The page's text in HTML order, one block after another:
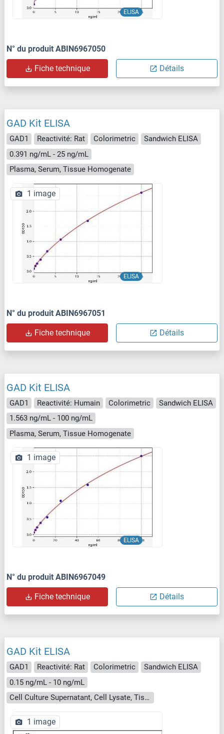
ELISA
N° du produit ABIN6967050
Fiche technique Détails
GAD Kit ELISA
GAD1 Reactivité: Rat Colorimetric
Sandwich ELISA
0.391 ng/mL - 25 ng/mL
Plasma, Serum, Tissue Homogenate
ELISA
1 image
N° du produit ABIN6967051
Fiche technique Détails
GAD Kit ELISA
GAD1 Reactivité: Humain Colorimetric
Sandwich ELISA
1.563 ng/mL - 100 ng/mL
Plasma, Serum, Tissue Homogenate
ELISA
1 image
N° du produit ABIN6967049
Fiche technique Détails
GAD Kit ELISA
GAD1 Reactivité: Rat Colorimetric
Sandwich ELISA
0.15 ng/mL - 10 ng/mL
Cell Culture Supernatant, Cell Lysate, Tissue Homogenate
1 image